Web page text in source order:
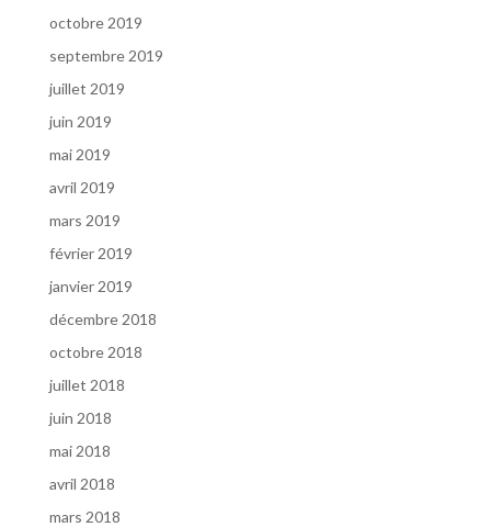
octobre 2019
septembre 2019
juillet 2019
juin 2019
mai 2019
avril 2019
mars 2019
février 2019
janvier 2019
décembre 2018
octobre 2018
juillet 2018
juin 2018
mai 2018
avril 2018
mars 2018